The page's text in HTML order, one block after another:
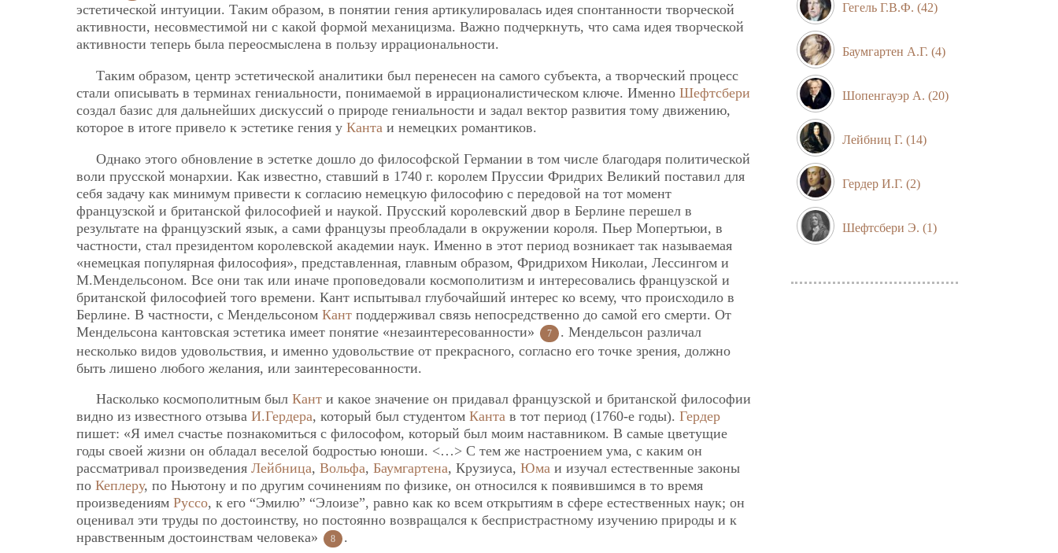
эстетической интуиции. Таким образом, в понятии гения артикулировалась идея спонтанности творческой
активности, несовместимой ни с какой формой механицизма. Важно подчеркнуть, что сама идея творческой
активности теперь была переосмыслена в пользу иррациональности.
Таким образом, центр эстетической аналитики был перенесен на самого субъекта, а творческий процесс
стали описывать в терминах гениальности, понимаемой в иррационалистическом ключе. Именно Шефтсбери
создал базис для дальнейших дискуссий о природе гениальности и задал вектор развития тому движению,
которое в итоге привело к эстетике гения у Канта и немецких романтиков.
Однако этого обновление в эстетке дошло до философской Германии в том числе благодаря политической
воли прусской монархии. Как известно, ставший в 1740 г. королем Пруссии Фридрих Великий поставил для
себя задачу как минимум привести к согласию немецкую философию с передовой на тот момент
французской и британской философией и наукой. Прусский королевский двор в Берлине перешел в
результате на французский язык, а сами французы преобладали в окружении короля. Пьер Мопертьюи, в
частности, стал президентом королевской академии наук. Именно в этот период возникает так называемая
«немецкая популярная философия», представленная, главным образом, Фридрихом Николаи, Лессингом и
М.Мендельсоном. Все они так или иначе проповедовали космополитизм и интересовались французской и
британской философией того времени. Кант испытывал глубочайший интерес ко всему, что происходило в
Берлине. В частности, с Мендельсоном Кант поддерживал связь непосредственно до самой его смерти. От
Мендельсона кантовская эстетика имеет понятие «незаинтересованности»
7
. Мендельсон различал
несколько видов удовольствия, и именно удовольствие от прекрасного, согласно его точке зрения, должно
быть лишено любого желания, или заинтересованности.
Насколько космополитным был Кант и какое значение он придавал французской и британской философии
видно из известного отзыва И.Гердера, который был студентом Канта в тот период (1760-е годы). Гердер
пишет: «Я имел счастье познакомиться с философом, который был моим наставником. В самые цветущие
годы своей жизни он обладал веселой бодростью юноши. <…> С тем же настроением ума, с каким он
рассматривал произведения Лейбница, Вольфа, Баумгартена, Крузиуса, Юма и изучал естественные законы
по Кеплеру, по Ньютону и по другим сочинениям по физике, он относился к появившимся в то время
произведениям Руссо, к его “Эмилю” “Элоизе”, равно как ко всем открытиям в сфере естественных наук; он
оценивал эти труды по достоинству, но постоянно возвращался к беспристрастному изучению природы и к
нравственным достоинствам человека»
8 .
Гегель Г.В.Ф. (42)
Баумгартен А.Г. (4)
Шопенгауэр А. (20)
Лейбниц Г. (14)
Гердер И.Г. (2)
Шефтсбери Э. (1)